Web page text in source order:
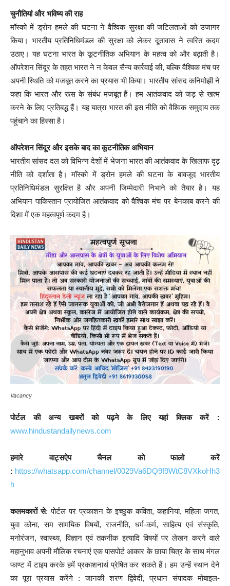
चुनौतियां और भविष्य की राह
मॉस्को में ड्रोन हमले की घटना ने वैश्विक सुरक्षा की जटिलताओं को उजागर
किया। भारतीय प्रतिनिधिमंडल की सुरक्षा को लेकर दूतावास ने त्वरित कदम
उठाए। यह घटना भारत के कूटनीतिक अभियान के महत्व को और बढ़ाती है।
ऑपरेशन सिंदूर के तहत भारत ने न केवल सैन्य कार्रवाई की, बल्कि वैश्विक मंच पर
अपनी स्थिति को मजबूत करने का प्रयास भी किया। भारतीय सांसद कनिमोझी ने
कहा कि भारत और रूस के संबंध मजबूत हैं। हम आतंकवाद को जड़ से खत्म
करने के लिए प्रतिबद्ध हैं। यह यात्रा भारत की इस नीति को वैश्विक समुदाय तक
पहुंचाने का हिस्सा है।
ऑपरेशन सिंदूर और इसके बाद का कूटनीतिक अभियान
भारतीय सांसद दल को विभिन्न देशों में भेजना भारत की आतंकवाद के खिलाफ दृढ़
नीति को दर्शाता है। मॉस्को में ड्रोन हमले की घटना के बावजूद भारतीय
प्रतिनिधिमंडल सुरक्षित है और अपनी जिम्मेदारी निभाने को तैयार है। यह
अभियान पाकिस्तान प्रायोजित आतंकवाद को वैश्विक मंच पर बेनकाब करने की
दिशा में एक महत्वपूर्ण कदम है।
Vacancy
पोर्टल की अन्य खबरों को पढ़ने के लिए यहां क्लिक करें :
www.hindustandailynews.com
हमारे वाट्सऐप चैनल को फालो करें
: https://whatsapp.com/channel/0029Va6DQ9f9WtC8VXkoHh3
h
कलमकारों से: पोर्टल पर प्रकाशन के इच्छुक कविता, कहानियां, महिला जगत,
युवा कोना, सम सामयिक विषयों, राजनीति, धर्म-कर्म, साहित्य एवं संस्कृति,
मनोरंजन, स्वास्थ्य, विज्ञान एवं तकनीक इत्यादि विषयों पर लेखन करने वाले
महानुभाव अपनी मौलिक रचनाएं एक पासपोर्ट आकार के छाया चित्र के साथ मंगल
फाण्ट में टाइप करके हमें प्रकाशनार्थ प्रेषित कर सकते हैं। हम उन्हें स्थान देने
का पूरा प्रयास करेंगे : जानकी शरण द्विवेदी, प्रधान संपादक मोबाइल-